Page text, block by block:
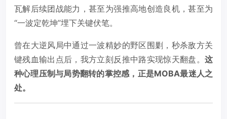
瓦解后续团战能力，甚至为强推高地创造良机，甚至为
“一波定乾坤”埋下关键伏笔。
曾在大逆风局中通过一波精妙的野区围剿，秒杀敌方关
键残血输出点后，我方立刻反推中路实现惊天翻盘。 这
种心理压制与局势翻转的掌控感，正是MOBA最迷人之
处。